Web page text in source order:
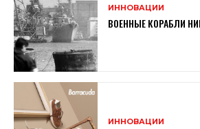
ИННОВАЦИИ
ВОЕННЫЕ КОРАБЛИ
ИННОВАЦИИ